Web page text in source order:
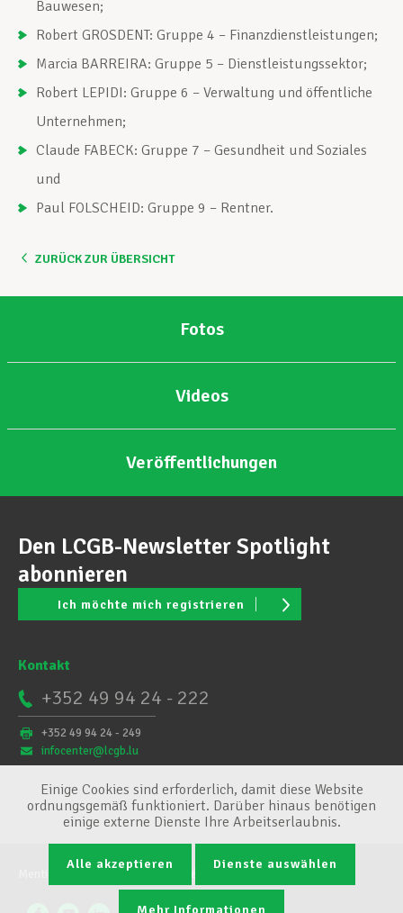
Bauwesen;
Robert GROSDENT: Gruppe 4 – Finanzdienstleistungen;
Marcia BARREIRA: Gruppe 5 – Dienstleistungssektor;
Robert LEPIDI: Gruppe 6 – Verwaltung und öffentliche
Unternehmen;
Claude FABECK: Gruppe 7 – Gesundheit und Soziales
und
Paul FOLSCHEID: Gruppe 9 – Rentner.
ZURÜCK ZUR ÜBERSICHT
Fotos
Videos
Veröffentlichungen
Den LCGB-Newsletter Spotlight
abonnieren
Ich möchte mich registrieren
Kontakt
+352 49 94 24 - 222
+352 49 94 24 - 249
infocenter@lcgb.lu
Conditions générales
Einige Cookies sind erforderlich, damit diese Website
ordnungsgemäß funktioniert. Darüber hinaus benötigen
einige externe Dienste Ihre Arbeitserlaubnis.
Alle akzeptieren Dienste auswählen
Mehr Informationen